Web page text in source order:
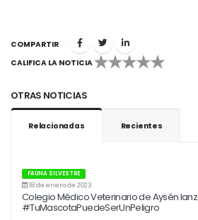
COMPARTIR
CALIFICA LA NOTICIA
1 2 3 4 5
OTRAS NOTICIAS
Relacionadas Recientes
FAUNA SILVESTRE
18 de enero de 2023
Colegio Médico Veterinario de Aysén
#TuMascotaPuedeSerUnPeligro